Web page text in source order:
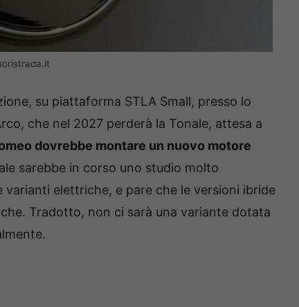
su piattaforma STLA Small, presso lo
che nel 2027 perderà la Tonale, attesa a
dovrebbe montare un nuovo motore
sarebbe in corso uno studio molto
elettriche, e pare che le versioni ibride
Tradotto, non ci sarà una variante dotata